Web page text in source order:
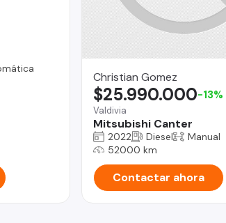
Christian Gomez
Valdivia
Mitsubishi Canter
$25.990.000-13%
2022 Diesel
Manual
52000 km
Contactar ahora